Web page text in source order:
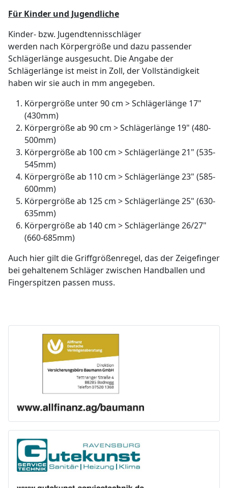
Für Kinder und Jugendliche
Kinder- bzw. Jugendtennisschläger
werden nach Körpergröße und dazu passender
Schlägerlänge ausgesucht. Die Angabe der
Schlägerlänge ist meist in Zoll, der Vollständigkeit
haben wir sie auch in mm angegeben.
Körpergröße unter 90 cm > Schlägerlänge 17"
(430mm)
Körpergröße ab 90 cm > Schlägerlänge 19" (480-
500mm)
Körpergröße ab 100 cm > Schlägerlänge 21" (535-
545mm)
Körpergröße ab 110 cm > Schlägerlänge 23" (585-
600mm)
Körpergröße ab 125 cm > Schlägerlänge 25" (630-
635mm)
Körpergröße ab 140 cm > Schlägerlänge 26/27"
(660-685mm)
Auch hier gilt die Griffgrößenregel, das der Zeigefinger
bei gehaltenem Schläger zwischen Handballen und
Fingerspitzen passen muss.